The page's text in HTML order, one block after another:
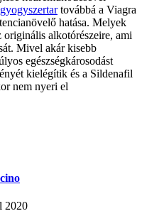
továbbá a Viagra
hatása. Melyek
originális alkotórészeire, ami
Mivel akár kisebb
egészségkárosodást
kielégítik és a Sildenafil
nem nyeri el
2020